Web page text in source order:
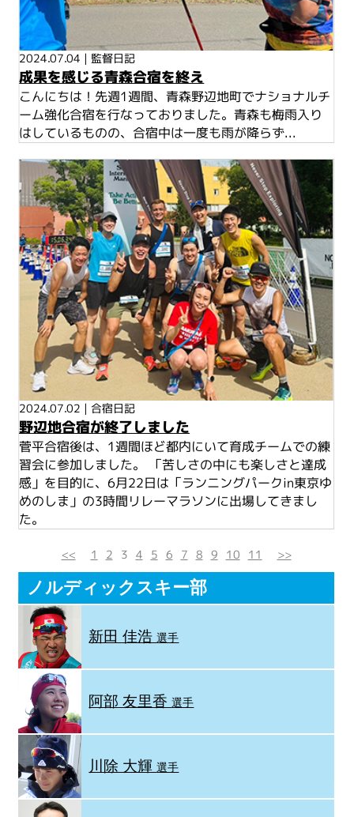
2024.07.04 | 監督日記
成果を感じる青森合宿を終え
こんにちは！先週1週間、青森野辺地町でナショナルチ
ーム強化合宿を行なっておりました。青森も梅雨入り
はしているものの、合宿中は一度も雨が降らず...
2024.07.02 | 合宿日記
野辺地合宿が終了しました
菅平合宿後は、1週間ほど都内にいて育成チームでの練
習会に参加しました。 「苦しさの中にも楽しさと達成
感」を目的に、6月22日は「ランニングパークin東京ゆ
めのしま」の3時間リレーマラソンに出場してきまし
た。
<< 1 2 3 4 5 6 7 8 9 10 11 >>
ノルディックスキー部
新田 佳浩選手
阿部 友里香選手
川除 大輝選手